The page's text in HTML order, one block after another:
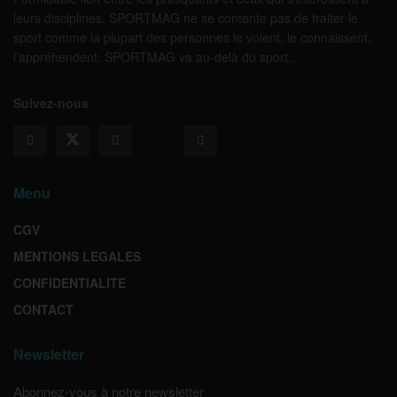
leurs disciplines, SPORTMAG ne se contente pas de traiter le
sport comme la plupart des personnes le voient, le connaissent,
l’appréhendent. SPORTMAG va au-delà du sport…
Suivez-nous
Menu
CGV
MENTIONS LEGALES
CONFIDENTIALITE
CONTACT
Newsletter
Abonnez-vous à notre newsletter